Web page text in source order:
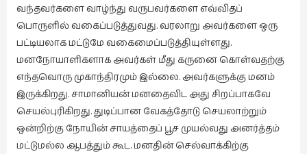
நாவல்கள்
நாவல்கள்
(40)
நினைவுகுறிப்பு
நுண்கலை
வந்தவர்களை வாழ்ந்து வருபவர்களை எவ்விதப்
பொருளில் வகைப்படுத்துவது. வரலாறு அவர்களை ஒரு
பட்டியலாக மட்டுமே வகைமைப்படுத்தியுள்ளது.
மனநோயாளிகளாக அவர்கள் மீது கருனை கொள்வதற்கு
எந்தவொரு முகாந்திரமும் இல்லை. அவர்களுக்கு மனம்
இருக்கிறது. சாமானியன் மனதைவிட அது சிறப்பாகவே
செயல்புரிகிறது. துடிப்பான வேகத்தோடு செயலாற்றும்
ஒன்றிற்கு நோயின் சாயத்தைப் பூச முயல்வது அனர்த்தம்
மட்டுமல்ல ஆபத்தும் கூட. மனதின் செல்வாக்கிற்கு